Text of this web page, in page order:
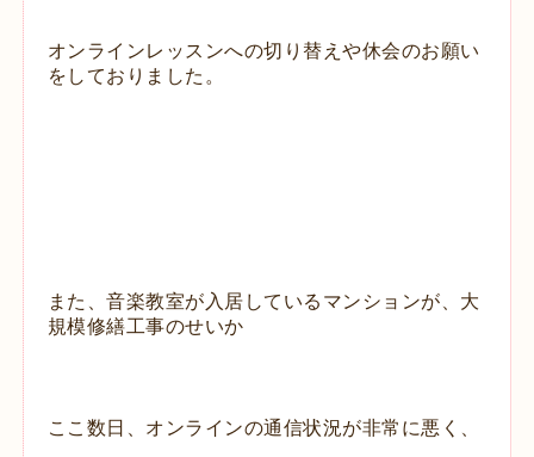
オンラインレッスンへの切り替えや休会のお願い
をしておりました。
また、音楽教室が入居しているマンションが、大
規模修繕工事のせいか
ここ数日、オンラインの通信状況が非常に悪く、